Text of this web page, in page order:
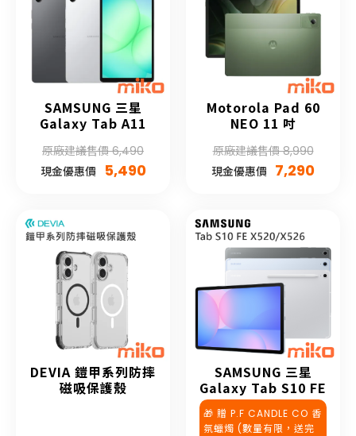
SAMSUNG 三星
Galaxy Tab A11
原廠建議售價 6,490
現金優惠價
5,490
Motorola Pad 60
NEO 11 吋
原廠建議售價 8,990
現金優惠價 7,290
DEVIA 鎧甲系列防摔
磁吸保護殼
SAMSUNG 三星
Galaxy Tab S10 FE
🎁 贈 P.F CANDLE CO 香
氛蠟燭 (數量有限，送完